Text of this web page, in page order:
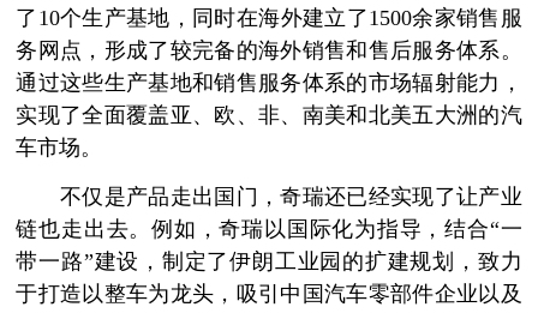
了10个生产基地，同时在海外建立了1500余家销售服
务网点，形成了较完备的海外销售和售后服务体系。
通过这些生产基地和销售服务体系的市场辐射能力，
实现了全面覆盖亚、欧、非、南美和北美五大洲的汽
车市场。
不仅是产品走出国门，奇瑞还已经实现了让产业
链也走出去。例如，奇瑞以国际化为指导，结合“一
带一路”建设，制定了伊朗工业园的扩建规划，致力
于打造以整车为龙头，吸引中国汽车零部件企业以及